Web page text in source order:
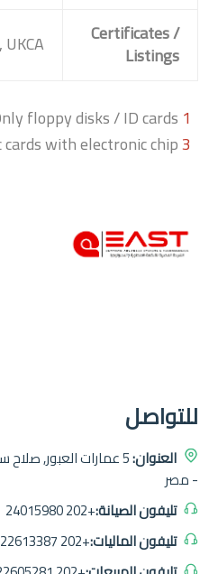
Certificates /
Listings
UKCA
1
floppy disks / ID cards.
3
with electronic chip.
للتواصل
العنوان:
- مصر
تليفون الصيانة:+202 24015980
تليفون الماليات:+202 22613387